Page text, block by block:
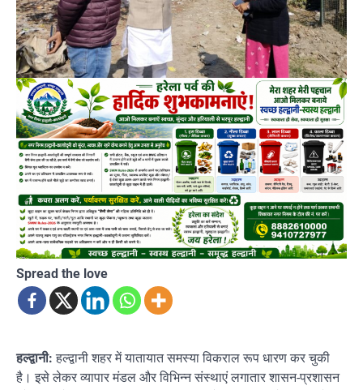
Spread the love
हल्द्वानी:हल्द्वानी शहर में यातायात समस्या विकराल रूप धारण कर चुकी
है। इसे लेकर व्यापार मंडल और विभिन्न संस्थाएं लगातार शासन-प्रशासन